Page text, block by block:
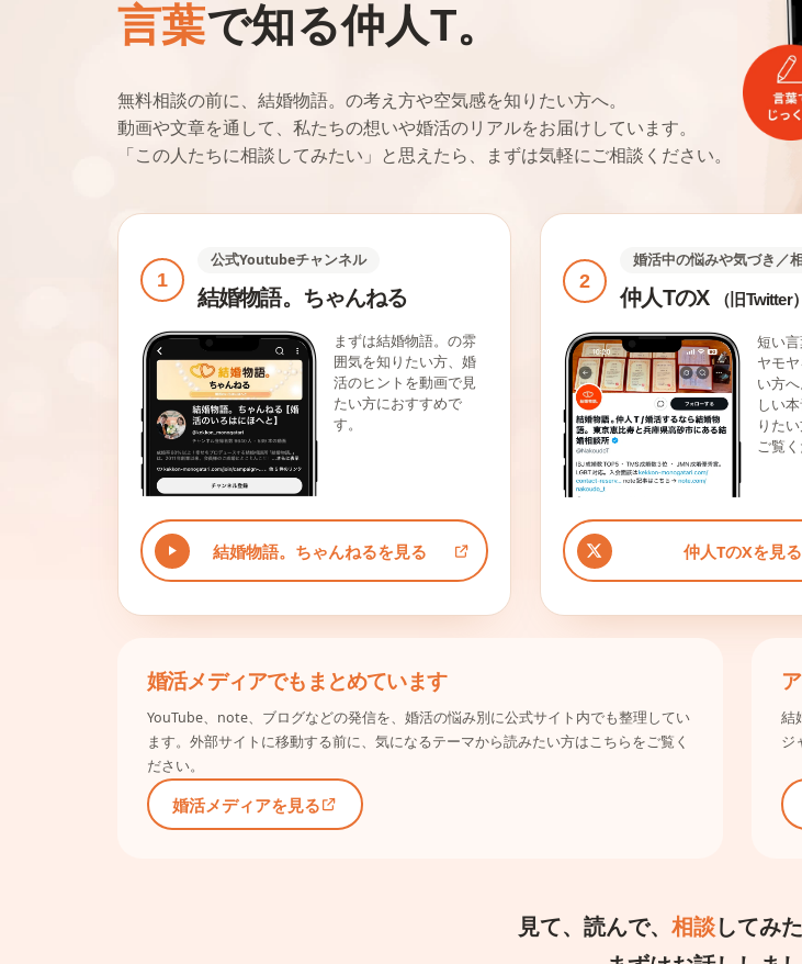
言葉で知る仲人T。
無料相談の前に、結婚物語。の考え方や空気感を知りたい方へ。
動画や文章を通して、私たちの想いや婚活のリアルをお届けしています。
「この人たちに相談してみたい」と思えたら、まずは気軽にご相談ください。
1
公式Youtubeチャンネル
結婚物語。ちゃんねる
まずは結婚物語。の雰
囲気を知りたい方、婚
活のヒントを動画で見
たい方におすすめで
す。
結婚物語。ちゃんねるを見る
2
婚活中の悩みや気づき／
仲人TのX （旧Twitter）
短い
ヤモ
い方
しい
りた
ご覧く
仲人TのXを見る
婚活メディアでもまとめています
YouTube、note、ブログなどの発信を、婚活の悩み別に公式サイト内でも整理してい
ます。外部サイトに移動する前に、気になるテーマから読みたい方はこちらをご覧く
ださい。
婚活メディアを見る
結
ジ
見て、読んで、 相談してみ